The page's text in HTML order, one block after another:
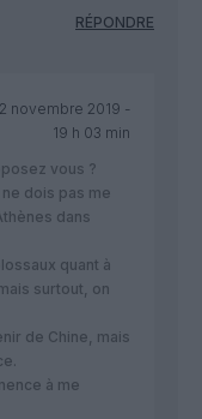
RÉPONDRE
novembre 2019 -
19 h 03 min
vous ?
dois pas me
dans
quant à
surtout, on
de Chine, mais
à me